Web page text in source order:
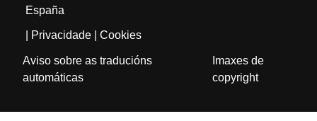
España
| Privacidade | Cookies
Aviso sobre as traducións
automáticas
Imaxes de
copyright